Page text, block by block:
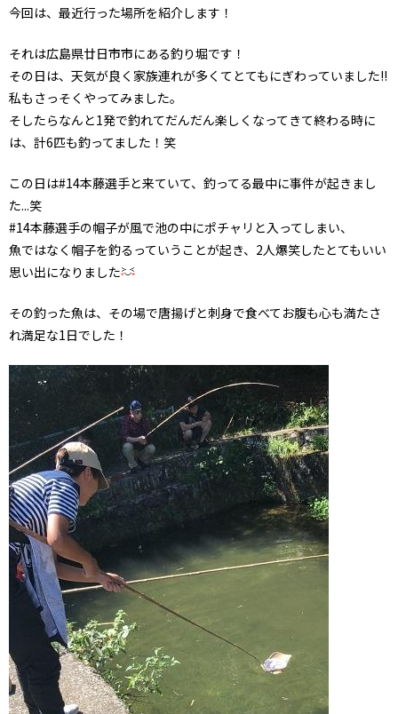
今回は、最近行った場所を紹介します！
それは広島県廿日市市にある釣り堀です！
その日は、天気が良く家族連れが多くてとてもにぎわっていました!!
私もさっそくやってみました。
そしたらなんと1発で釣れてだんだん楽しくなってきて終わる時に
は、計6匹も釣ってました！笑
この日は#14本藤選手と来ていて、釣ってる最中に事件が起きまし
た...笑
#14本藤選手の帽子が風で池の中にポチャリと入ってしまい、
魚ではなく帽子を釣るっていうことが起き、2人爆笑したとてもいい
思い出になりました
その釣った魚は、その場で唐揚げと刺身で食べてお腹も心も満たさ
れ満足な1日でした！